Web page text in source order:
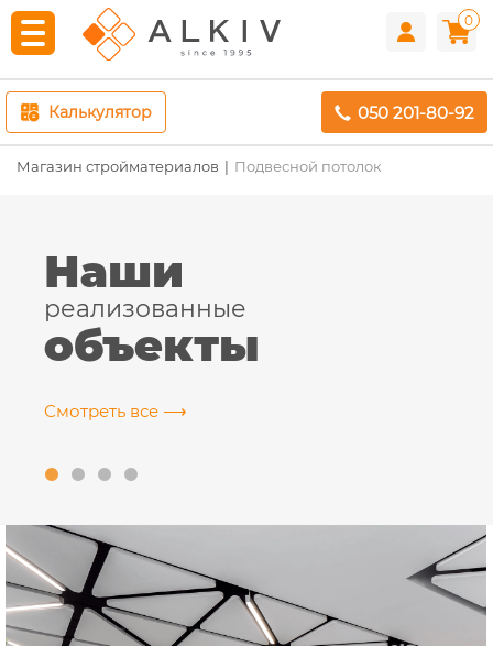
0
Калькулятор 050 201-80-92
Магазин стройматериалов Подвесной потолок
Наши
реализованные
объекты
Смотреть все ⟶